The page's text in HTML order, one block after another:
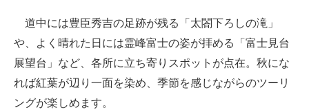
道中には豊臣秀吉の足跡が残る「太閤下ろしの滝」
や、よく晴れた日には霊峰富士の姿が拝める「富士見台
展望台」など、各所に立ち寄りスポットが点在。秋にな
れば紅葉が辺り一面を染め、季節を感じながらのツーリ
ングが楽しめます。